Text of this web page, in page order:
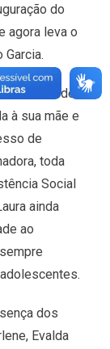
do
agora leva o
filha de
à sua mãe e
de
toda
Social
ainda
ao
dos
Evalda